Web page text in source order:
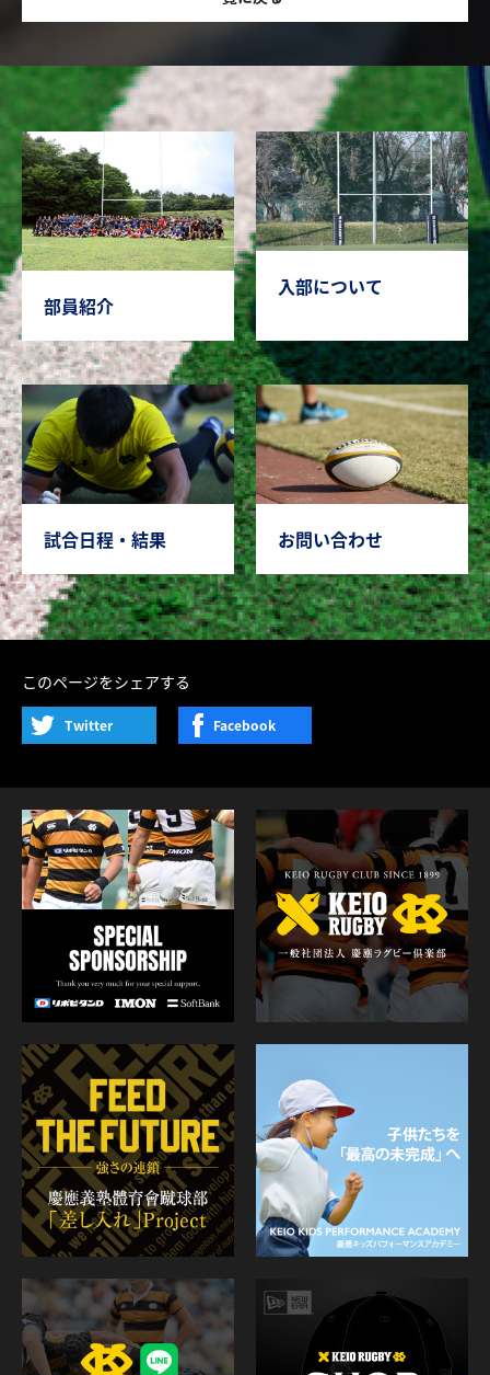
部員紹介
入部について
試合日程・結果 お問い合わせ
このページをシェアする
Twitter Facebook